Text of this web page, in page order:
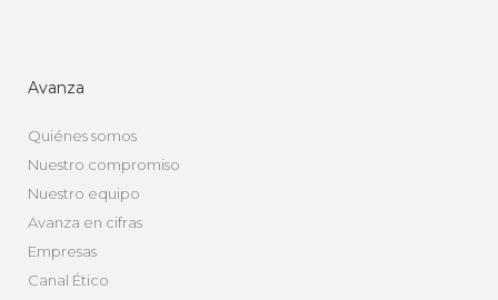
Avanza
Quiénes somos
Nuestro compromiso
Nuestro equipo
Avanza en cifras
Empresas
Canal Ético